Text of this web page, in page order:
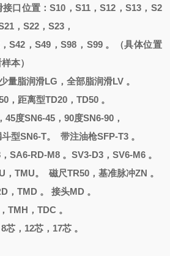
接口位置：S10，S11，S12，S13，S2
，S22，S23，
S42，S49，S98，S99 。（具体位置
本）
量脂润滑LG，全部脂润滑LV 。
，距离型TD20，TD50 。
，45度SN6-45，90度SN6-90，
型SN6-T。 带注油枪SFP-T3 。
SA6-RD-M8 。SV3-D3，SV6-M6 。
，TMU。 磁尺TR50，基准脉冲ZN 。
，TMD 。 接头MD 。
TMH，TDC 。
芯，12芯，17芯 。